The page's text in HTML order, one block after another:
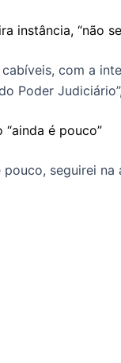
instância, “não
com a
Poder
é pouco”
seguirei